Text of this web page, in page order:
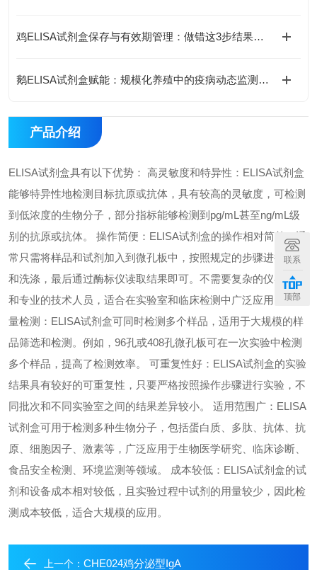
鸡ELISA试剂盒保存与有效期管理：做错这3步结果全废
鹅ELISA试剂盒赋能：规模化养殖中的疫病动态监测体系
产品介绍
ELISA试剂盒具有以下优势： 高灵敏度和特异性：ELISA试剂盒
能够特异性地检测目标抗原或抗体，具有较高的灵敏度，可检测
到低浓度的生物分子，部分指标能够检测到pg/mL甚至ng/mL级
别的抗原或抗体。 操作简便：ELISA试剂盒的操作相对简单，通
常只需将样品和试剂加入到微孔板中，按照规定的步骤进行孵育
和洗涤，最后通过酶标仪读取结果即可。不需要复杂的仪器设备
和专业的技术人员，适合在实验室和临床检测中广泛应用。 高通
量检测：ELISA试剂盒可同时检测多个样品，适用于大规模的样
品筛选和检测。例如，96孔或408孔微孔板可在一次实验中检测
多个样品，提高了检测效率。 可重复性好：ELISA试剂盒的实验
结果具有较好的可重复性，只要严格按照操作步骤进行实验，不
同批次和不同实验室之间的结果差异较小。 适用范围广：ELISA
试剂盒可用于检测多种生物分子，包括蛋白质、多肽、抗体、抗
原、细胞因子、激素等，广泛应用于生物医学研究、临床诊断、
食品安全检测、环境监测等领域。 成本较低：ELISA试剂盒的试
剂和设备成本相对较低，且实验过程中试剂的用量较少，因此检
测成本较低，适合大规模的应用。
上一个： CHE024鸡分泌型IgA
联系
顶部